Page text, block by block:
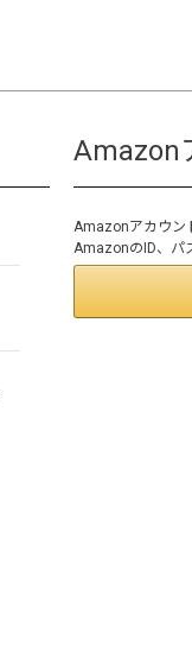
Amazon
Amazonアカウン
AmazonのID、パ